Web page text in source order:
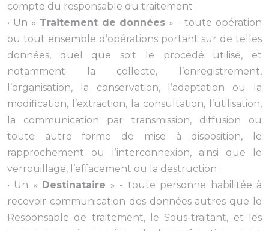
compte du responsable du traitement ;
• Un « Traitement de données » - toute opération
ou tout ensemble d’opérations portant sur de telles
données, quel que soit le procédé utilisé, et
notamment la collecte, l’enregistrement,
l’organisation, la conservation, l’adaptation ou la
modification, l’extraction, la consultation, l’utilisation,
la communication par transmission, diffusion ou
toute autre forme de mise à disposition, le
rapprochement ou l’interconnexion, ainsi que le
verrouillage, l’effacement ou la destruction ;
• Un « Destinataire » - toute personne habilitée à
recevoir communication des données autres que le
Responsable de traitement, le Sous-traitant, et les